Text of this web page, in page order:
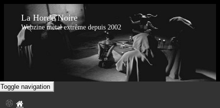
La Horde Noire
Webzine metal extrême depuis 2002
Toggle navigation